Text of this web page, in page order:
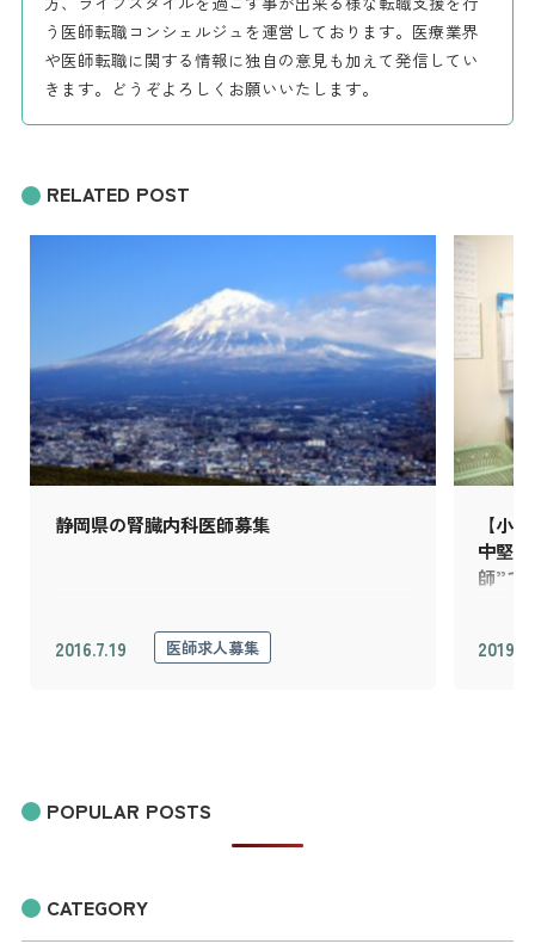
う医師転職コンシェルジュを運営しております。医療業界
や医師転職に関する情報に独自の意見も加えて発信してい
きます。どうぞよろしくお願いいたします。
RELATED POST
静岡県の腎臓内科医師募集
2016.7.19 医師求人募集
【小
中堅
師”で
POPULAR POSTS
CATEGORY